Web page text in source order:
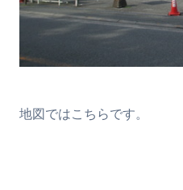
地図ではこちらです。